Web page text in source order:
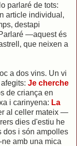
parlaré de tots:
article individual,
destapi
—aquest és
que neixen a
a dos vins. Un vi
Je cherche
de criança en
i carinyena: La
al celler mateix —
dies d'estiu he
dos i són ampolles
amb una mica